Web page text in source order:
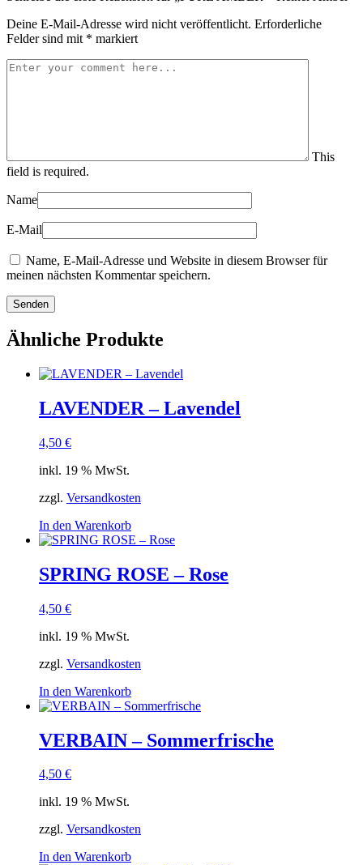
Deine E-Mail-Adresse wird nicht veröffentlicht. Erforderliche
Felder sind mit * markiert
This
field is required.
Name
E-Mail
Name, E-Mail-Adresse und Website in diesem Browser für
meinen nächsten Kommentar speichern.
Ähnliche Produkte
LAVENDER – Lavendel
4,50 €
inkl. 19 % MwSt.
zzgl. Versandkosten
In den Warenkorb
SPRING ROSE – Rose
4,50 €
inkl. 19 % MwSt.
zzgl. Versandkosten
In den Warenkorb
VERBAIN – Sommerfrische
4,50 €
inkl. 19 % MwSt.
zzgl. Versandkosten
In den Warenkorb